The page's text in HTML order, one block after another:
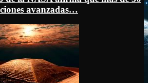
avanzadas…